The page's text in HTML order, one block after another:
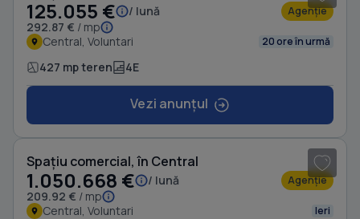
125.055 €
/ lună
292.87 € / mp
Agenție
Central, Voluntari 20 ore în urmă
427 mp teren 4E
Vezi anunțul
Spațiu comercial, în Central
1.050.668 €
/ lună
209.92 € / mp
Agenție
Central, Voluntari Ieri